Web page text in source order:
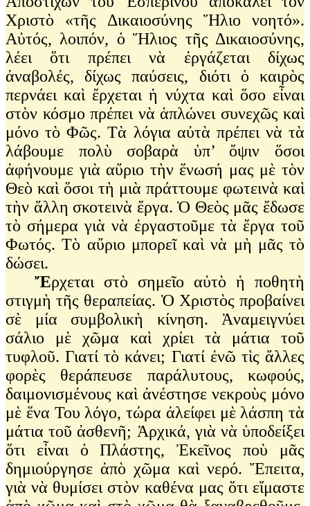
Χριστὸ «τῆς Δικαιοσύνης Ἥλιο νοητό».
Αὐτός, λοιπόν, ὁ Ἥλιος τῆς Δικαιοσύνης,
λέει ὅτι πρέπει νὰ ἐργάζεται δίχως
ἀναβολές, δίχως παύσεις, διότι ὁ καιρὸς
περνάει καὶ ἔρχεται ἡ νύχτα καὶ ὅσο εἶναι
στὸν κόσμο πρέπει νὰ ἁπλώνει συνεχῶς καὶ
μόνο τὸ Φῶς. Τὰ λόγια αὐτὰ πρέπει νὰ τὰ
λάβουμε πολὺ σοβαρὰ ὑπ’ ὄψιν ὅσοι
ἀφήνουμε γιὰ αὔριο τὴν ἕνωσή μας μὲ τὸν
Θεὸ καὶ ὅσοι τὴ μιὰ πράττουμε φωτεινὰ καὶ
τὴν ἄλλη σκοτεινὰ ἔργα. Ὁ Θεὸς μᾶς ἔδωσε
τὸ σήμερα γιὰ νὰ ἐργαστοῦμε τὰ ἔργα τοῦ
Φωτός. Τὸ αὔριο μπορεῖ καὶ νὰ μὴ μᾶς τὸ
δώσει.
Ἔρχεται στὸ σημεῖο αὐτὸ ἡ ποθητὴ
στιγμὴ τῆς θεραπείας. Ὁ Χριστὸς προβαίνει
σὲ μία συμβολικὴ κίνηση. Ἀναμειγνύει
σάλιο μὲ χῶμα καὶ χρίει τὰ μάτια τοῦ
τυφλοῦ. Γιατί τὸ κάνει; Γιατί ἐνῶ τὶς ἄλλες
φορὲς θεράπευσε παράλυτους, κωφούς,
δαιμονισμένους καὶ ἀνέστησε νεκροὺς μόνο
μὲ ἕνα Του λόγο, τώρα ἀλείφει μὲ λάσπη τὰ
μάτια τοῦ ἀσθενῆ; Ἀρχικά, γιὰ νὰ ὑποδείξει
ὅτι εἶναι ὁ Πλάστης, Ἐκεῖνος ποὺ μᾶς
δημιούργησε ἀπὸ χῶμα καὶ νερό. Ἔπειτα,
γιὰ νὰ θυμίσει στὸν καθένα μας ὅτι εἴμαστε